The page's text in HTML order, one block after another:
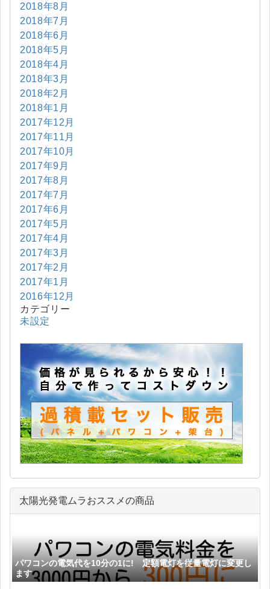
2018年8月
2018年7月
2018年6月
2018年5月
2018年4月
2018年3月
2018年2月
2018年1月
2017年12月
2017年11月
2017年10月
2017年9月
2017年8月
2017年7月
2017年6月
2017年5月
2017年4月
2017年3月
2017年2月
2017年1月
2016年12月
カテゴリー
未設定
太陽光発電ムラおススメの商品
パワコンの電気代を10分の1に! 定額電灯を従量電灯に変更し
ます